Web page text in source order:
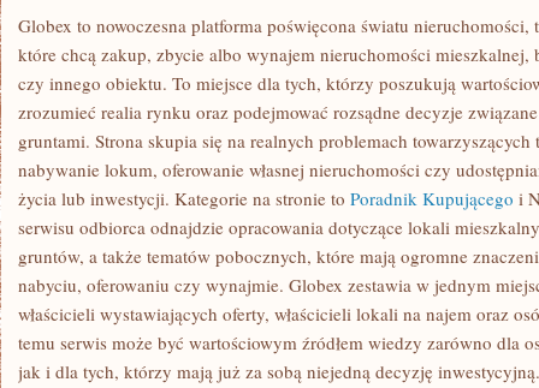
Globex to nowoczesna platforma poświęcona światu nieruchomości,
które chcą zakup, zbycie albo wynajem nieruchomości
czy innego obiektu. To miejsce dla tych, którzy poszukują
zrozumieć realia rynku oraz podejmować rozsądne decyzje
gruntami. Strona skupia się na realnych problemach
nabywanie lokum, oferowanie własnej nieruchomości czy
życia lub inwestycji. Kategorie na stronie to Poradnik Kupującego i
serwisu odbiorca odnajdzie opracowania dotyczące lokali
gruntów, a także tematów pobocznych, które mają ogromne
nabyciu, oferowaniu czy wynajmie. Globex zestawia w jednym
właścicieli wystawiających oferty, właścicieli lokali na najem oraz
temu serwis może być wartościowym źródłem wiedzy zarówno dla
jak i dla tych, którzy mają już za sobą niejedną decyzję inwestycyjną.